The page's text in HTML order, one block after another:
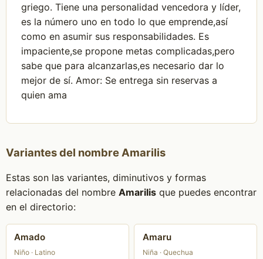
griego. Tiene una personalidad vencedora y líder,
es la número uno en todo lo que emprende,así
como en asumir sus responsabilidades. Es
impaciente,se propone metas complicadas,pero
sabe que para alcanzarlas,es necesario dar lo
mejor de sí. Amor: Se entrega sin reservas a
quien ama
Variantes del nombre Amarilis
Estas son las variantes, diminutivos y formas
relacionadas del nombre Amarilisque puedes encontrar
en el directorio:
Amado
Niño · Latino
Amaru
Niña · Quechua